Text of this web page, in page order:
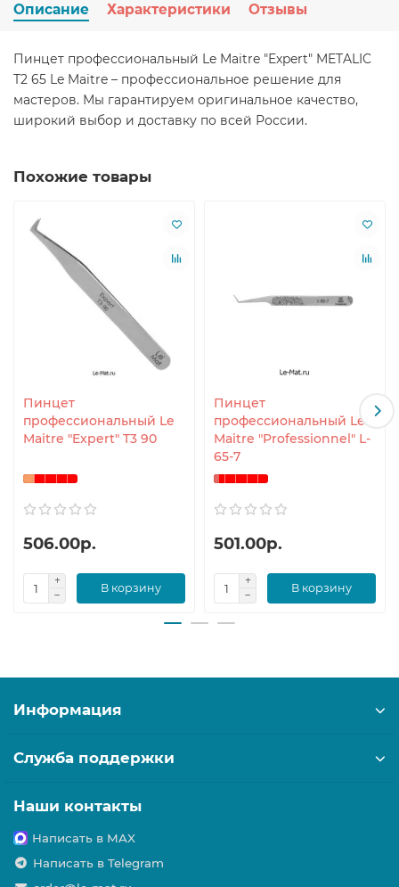
Описание Характеристики Отзывы
Пинцет профессиональный Le Maitre "Expert" METALIC
T2 65 Le Maitre – профессиональное решение для
мастеров. Мы гарантируем оригинальное качество,
широкий выбор и доставку по всей России.
Похожие товары
Пинцет
профессиональный Le
Maitre "Expert" T3 90
506.00р.
В корзину
Пинцет
профессиональный Le
Maitre "Professionnel" L-
65-7
501.00р.
В корзину
Информация
Служба поддержки
Наши контакты
Написать в MAX
Написать в Telegram